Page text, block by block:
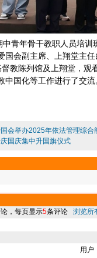
青年骨干教职人员培
国会副主席、上翔堂主
教陈列馆及上翔堂，
中国化等工作进行了交流
会举办2025年依法管理综合
国庆集中升国旗仪式
，每页显示5条评论 浏览所
用户